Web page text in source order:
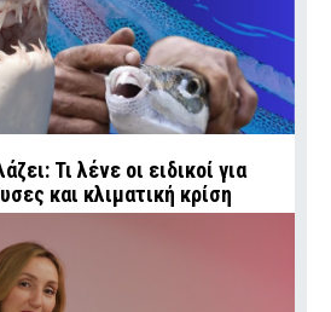
Τι λένε οι ειδικοί για
και κλιματική κρίση